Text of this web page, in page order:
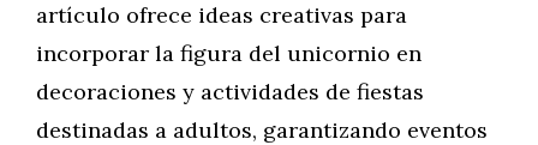
artículo ofrece ideas creativas para
incorporar la figura del unicornio en
decoraciones y actividades de fiestas
destinadas a adultos, garantizando eventos